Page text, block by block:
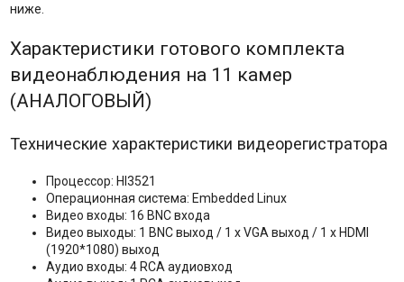
ниже.
Характеристики готового комплекта
видеонаблюдения на 11 камер
(АНАЛОГОВЫЙ)
Технические характеристики видеорегистратора
Процессор: HI3521
Операционная система: Embedded Linux
Видео входы: 16 BNC входа
Видео выходы: 1 BNC выход / 1 x VGA выход / 1 x HDMI
(1920*1080) выход
Аудио входы: 4 RCA аудиовход